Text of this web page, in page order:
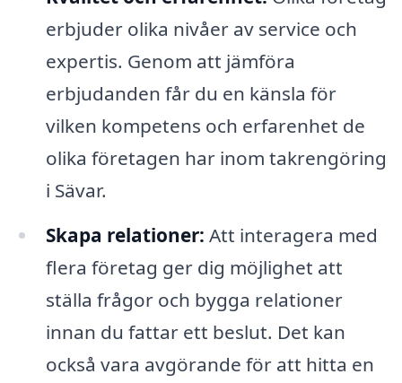
erbjuder olika nivåer av service och
expertis. Genom att jämföra
erbjudanden får du en känsla för
vilken kompetens och erfarenhet de
olika företagen har inom takrengöring
i Sävar.
Skapa relationer: Att interagera med
flera företag ger dig möjlighet att
ställa frågor och bygga relationer
innan du fattar ett beslut. Det kan
också vara avgörande för att hitta en